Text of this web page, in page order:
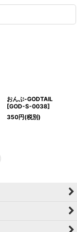
おんぶ-GODTAIL
[GOD-S-0038]
350円(税別)